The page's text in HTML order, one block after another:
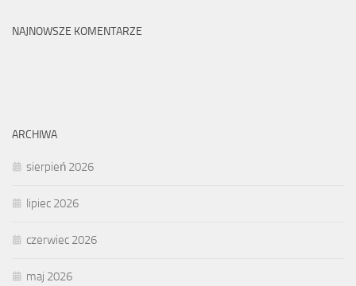
NAJNOWSZE KOMENTARZE
ARCHIWA
sierpień 2026
lipiec 2026
czerwiec 2026
maj 2026